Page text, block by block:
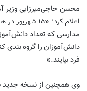
اعلام کرد:
مدارسی که تعداد
دانش‌آموزان را گروه بندی
فرد بیایند.»
وی همچنین از نسخه جدید